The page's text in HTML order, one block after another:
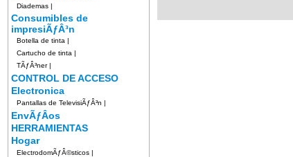
Diademas |
Consumibles de
impresiÃƒÂ³n
Botella de tinta |
Cartucho de tinta |
TÃƒÂ³ner|
CONTROL DE ACCESO
Electronica
Pantallas de TelevisiÃƒÂ³n |
EnvÃƒÂ­os
HERRAMIENTAS
Hogar
ElectrodomÃƒÂ©sticos |